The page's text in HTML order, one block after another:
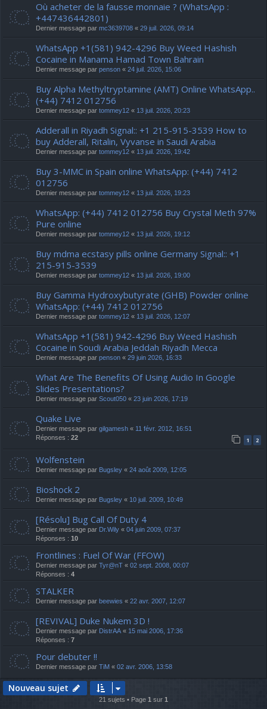
Où acheter de la fausse monnaie ? (WhatsApp :
+447436442801)
Dernier message par mc3639708 « 29 juil. 2026, 09:14
WhatsApp +1(581) 942-4296 Buy Weed Hashish
Cocaine in Manama Hamad Town Bahrain
Dernier message par penson « 24 juil. 2026, 15:06
Buy Alpha Methyltryptamine (AMT) Online WhatsApp..
(+44) 7412 012756
Dernier message par tommey12 « 13 juil. 2026, 20:23
Adderall in Riyadh Signal:: +1 215-915-3539 How to
buy Adderall, Ritalin, Vyvanse in Saudi Arabia
Dernier message par tommey12 « 13 juil. 2026, 19:42
Buy 3-MMC in Spain online WhatsApp: (+44) 7412
012756
Dernier message par tommey12 « 13 juil. 2026, 19:23
WhatsApp: (+44) 7412 012756 Buy Crystal Meth 97%
Pure online
Dernier message par tommey12 « 13 juil. 2026, 19:12
Buy mdma ecstasy pills online Germany Signal:: +1
215-915-3539
Dernier message par tommey12 « 13 juil. 2026, 19:00
Buy Gamma Hydroxybutyrate (GHB) Powder online
WhatsApp: (+44) 7412 012756
Dernier message par tommey12 « 13 juil. 2026, 12:07
WhatsApp +1(581) 942-4296 Buy Weed Hashish
Cocaine in Soudi Arabia Jeddah Riyadh Mecca
Dernier message par penson « 29 juin 2026, 16:33
What Are The Benefits Of Using Audio In Google
Slides Presentations?
Dernier message par Scout050 « 23 juin 2026, 17:19
Quake Live
Dernier message par gilgamesh « 11 févr. 2012, 16:51
Réponses : 22 1 2
Wolfenstein
Dernier message par Bugsley « 24 août 2009, 12:05
Bioshock 2
Dernier message par Bugsley « 10 juil. 2009, 10:49
[Résolu] Bug Call Of Duty 4
Dernier message par Dr.Wily « 04 juin 2009, 07:37
Réponses : 10
Frontlines : Fuel Of War (FFOW)
Dernier message par Tyr@nT « 02 sept. 2008, 00:07
Réponses : 4
STALKER
Dernier message par beewies « 22 avr. 2007, 12:07
[REVIVAL] Duke Nukem 3D !
Dernier message par DistrAA « 15 mai 2006, 17:36
Réponses : 7
Pour debuter !!
Dernier message par TiM « 02 avr. 2006, 13:58
Nouveau sujet
21 sujets • Page 1 sur 1